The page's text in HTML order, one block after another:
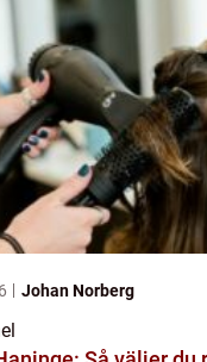
Johan Norberg